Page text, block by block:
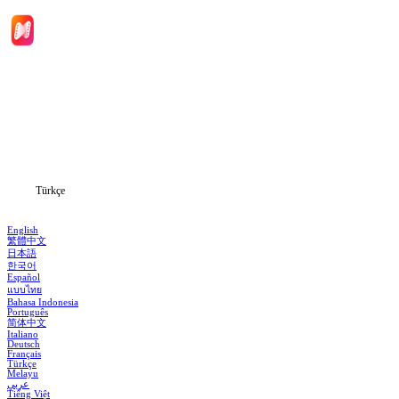
Türkçe
English
繁體中文
日本語
한국어
Español
แบบไทย
Bahasa Indonesia
Português
简体中文
Italiano
Deutsch
Français
Türkçe
Melayu
عربي
Tiếng Việt